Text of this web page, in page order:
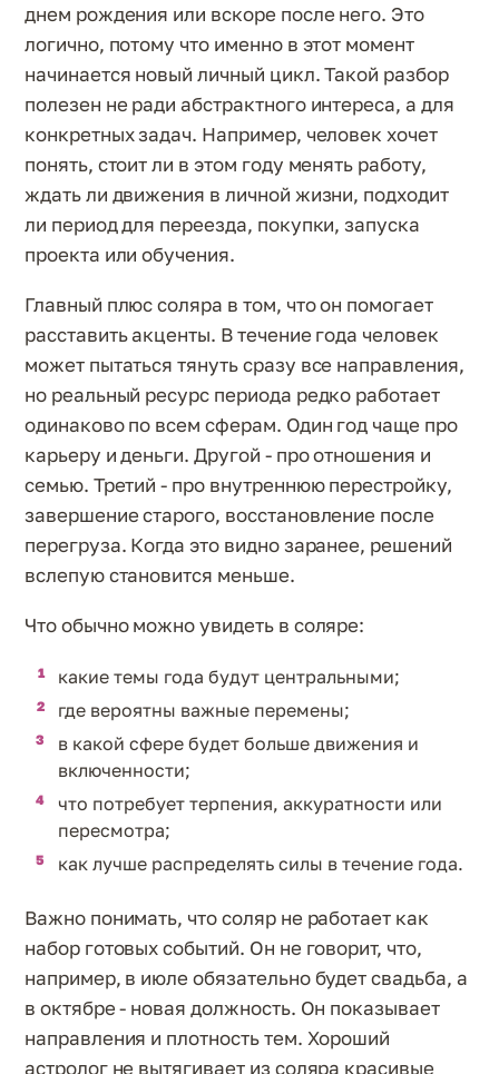
днем рождения или вскоре после него. Это
логично, потому что именно в этот момент
начинается новый личный цикл. Такой разбор
полезен не ради абстрактного интереса, а для
конкретных задач. Например, человек хочет
понять, стоит ли в этом году менять работу,
ждать ли движения в личной жизни, подходит
ли период для переезда, покупки, запуска
проекта или обучения.
Главный плюс соляра в том, что он помогает
расставить акценты. В течение года человек
может пытаться тянуть сразу все направления,
но реальный ресурс периода редко работает
одинаково по всем сферам. Один год чаще про
карьеру и деньги. Другой - про отношения и
семью. Третий - про внутреннюю перестройку,
завершение старого, восстановление после
перегруза. Когда это видно заранее, решений
вслепую становится меньше.
Что обычно можно увидеть в соляре:
какие темы года будут центральными;
где вероятны важные перемены;
в какой сфере будет больше движения и
включенности;
что потребует терпения, аккуратности или
пересмотра;
как лучше распределять силы в течение года.
Важно понимать, что соляр не работает как
набор готовых событий. Он не говорит, что,
например, в июле обязательно будет свадьба, а
в октябре - новая должность. Он показывает
направления и плотность тем. Хороший
астролог не вытягивает из соляра красивые